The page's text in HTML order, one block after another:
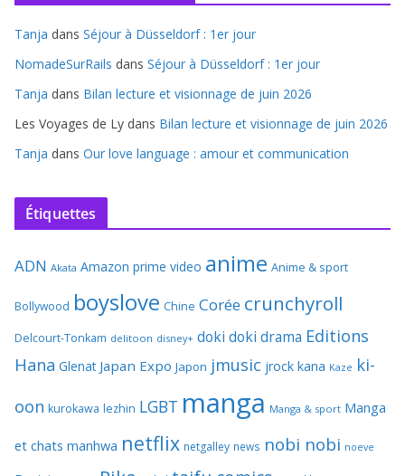
Tanja dans Séjour à Düsseldorf : 1er jour
NomadeSurRails dans Séjour à Düsseldorf : 1er jour
Tanja dans Bilan lecture et visionnage de juin 2026
Les Voyages de Ly dans Bilan lecture et visionnage de juin 2026
Tanja dans Our love language : amour et communication
Étiquettes
ADN Akata Amazon prime video anime Anime & sport
Bollywood boyslove Chine Corée crunchyroll
Delcourt-Tonkam delitoon disney+ doki doki drama Editions
Hana Glenat Japan Expo Japon jmusic jrock kana Kaze ki-
oon kurokawa lezhin LGBT manga Manga & sport Manga
et chats manhwa netflix netgalley news nobi nobi noeve